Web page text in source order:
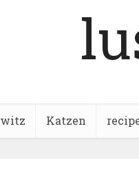
witz Katzen